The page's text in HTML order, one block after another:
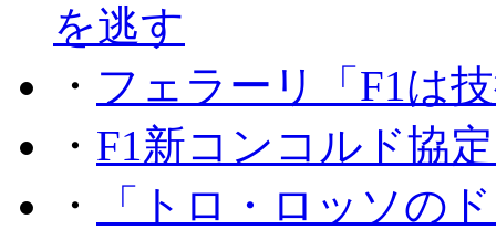
を逃す
・ フェラーリ「F1は
・ F1新コンコルド協
・
「トロ・ロッソの